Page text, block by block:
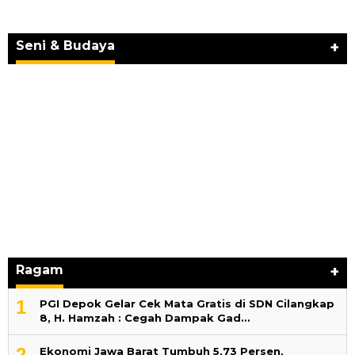
Seni & Budaya +
BERKARYA UNTUK PE…
Ragam +
1
PGI Depok Gelar Cek Mata Gratis di SDN Cilangkap
8, H. Hamzah : Cegah Dampak Gad…
Ekonomi Jawa Barat Tumbuh 5,73 Persen,